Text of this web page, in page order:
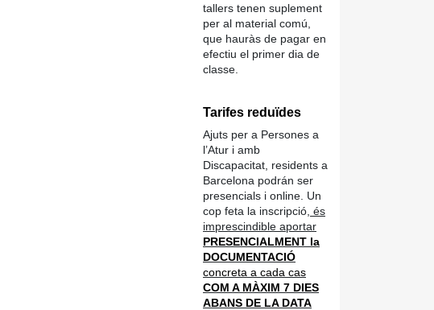
tallers tenen suplement
per al material comú,
que hauràs de pagar en
efectiu el primer dia de
classe.
Tarifes reduïdes
Ajuts per a Persones a
l’Atur i amb
Discapacitat, residents a
Barcelona podrán ser
presencials i online. Un
cop feta la inscripció, és
imprescindible aportar
PRESENCIALMENT la
DOCUMENTACIÓ
concreta a cada cas
COM A MÀXIM 7 DIES
ABANS DE LA DATA